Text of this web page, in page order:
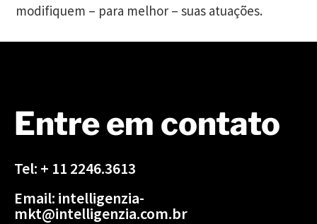
modifiquem – para melhor – suas atuações.
Entre em contato
Tel: + 11 2246.3613
Email: intelligenzia-
mkt@intelligenzia.com.br